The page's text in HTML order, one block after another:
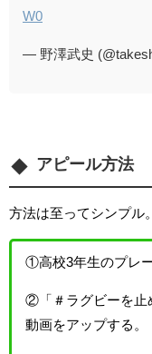
W0
— 野澤武史
アピール方法
方法は至ってシンプル。
①高校3年生のプレ
②「＃ラグビーを止
動画をアップする。